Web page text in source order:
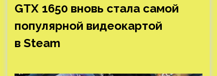
GTX 1650 вновь стала самой
популярной видеокартой
в Steam